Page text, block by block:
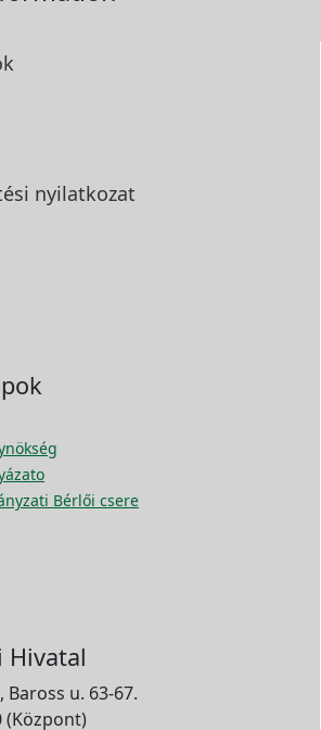
nyilatkozat
Bérlői csere
Hivatal
Baross u. 63-67.
(Központ)